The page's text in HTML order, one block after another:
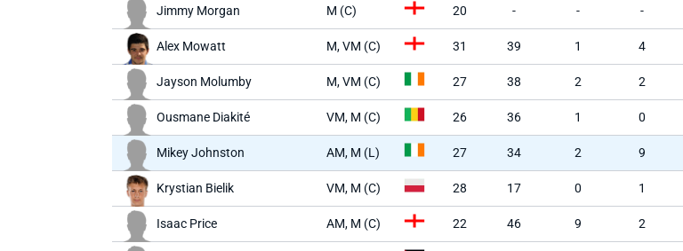
Jimmy Morgan M (C) 20 - - -
Alex Mowatt M, VM (C) 31 39 1 4
Jayson Molumby M, VM (C) 27 38 2 2
Ousmane Diakité VM, M (C) 26 36 1 0
Mikey Johnston AM, M (L) 27 34 2 9
Krystian Bielik VM, M (C) 28 17 0 1
Isaac Price AM, M (C) 22 46 9 2